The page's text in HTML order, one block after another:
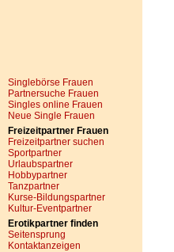
Singlebörse Frauen
Partnersuche Frauen
Singles online Frauen
Neue Single Frauen
Freizeitpartner Frauen
Freizeitpartner suchen
Sportpartner
Urlaubspartner
Hobbypartner
Tanzpartner
Kurse-Bildungspartner
Kultur-Eventpartner
Erotikpartner finden
Seitensprung
Kontaktanzeigen